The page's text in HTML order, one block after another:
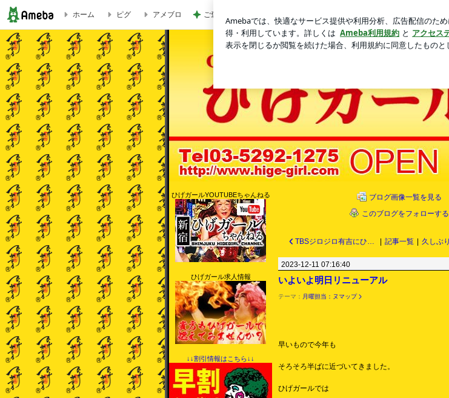
いよいよ明日リニューアル | ひげガールのブログ
ホーム ピグ アメブロ ご褒美に食べた1個630円のマカロン
ひげガールYOUTUBEちゃんねる
ひげガール求人情報
↓↓割引情報はこちら↓↓
ブログ画像一覧を見る
このブログをフォローする
TBSジロジロ有吉にひげガールが登場しております。 記事一覧
2023-12-11 07:16:40
いよいよ明日リニューアル
テーマ： 月曜担当：ヌマップ
早いもので今年も
そろそろ半ばに近づいてきました。
ひげガールでは